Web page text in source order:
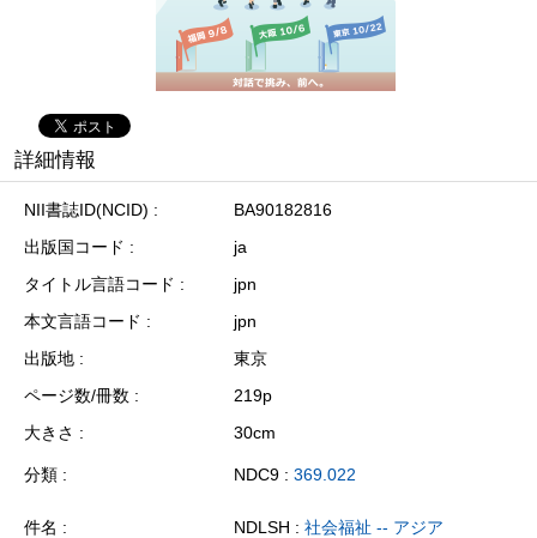
詳細情報
NII書誌ID(NCID)
BA90182816
出版国コード
ja
タイトル言語コード
jpn
本文言語コード
jpn
出版地
東京
ページ数/冊数
219p
大きさ
30cm
分類 NDC9 : 369.022
件名 NDLSH : 社会福祉 -- アジア